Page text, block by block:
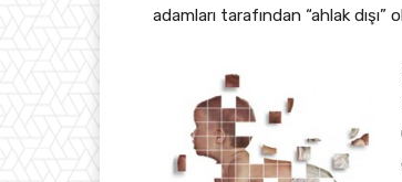
adamları tarafından “ahlak dışı”